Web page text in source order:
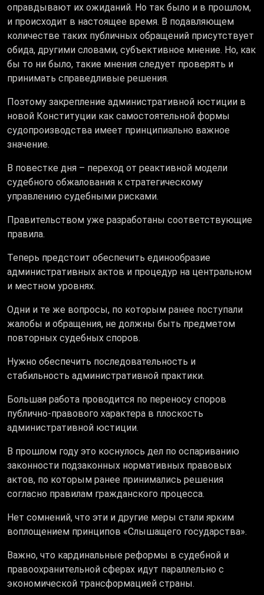
оправдывают их ожиданий. Но так было и в прошлом,
и происходит в настоящее время. В подавляющем
количестве таких публичных обращений присутствует
обида, другими словами, субъективное мнение. Но, как
бы то ни было, такие мнения следует проверять и
принимать справедливые решения.
Поэтому закрепление административной юстиции в
новой Конституции как самостоятельной формы
судопроизводства имеет принципиально важное
значение.
В повестке дня – переход от реактивной модели
судебного обжалования к стратегическому
управлению судебными рисками.
Правительством уже разработаны соответствующие
правила.
Теперь предстоит обеспечить единообразие
административных актов и процедур на центральном
и местном уровнях.
Одни и те же вопросы, по которым ранее поступали
жалобы и обращения, не должны быть предметом
повторных судебных споров.
Нужно обеспечить последовательность и
стабильность административной практики.
Большая работа проводится по переносу споров
публично-правового характера в плоскость
административной юстиции.
В прошлом году это коснулось дел по оспариванию
законности подзаконных нормативных правовых
актов, по которым ранее принимались решения
согласно правилам гражданского процесса.
Нет сомнений, что эти и другие меры стали ярким
воплощением принципов «Слышащего государства».
Важно, что кардинальные реформы в судебной и
правоохранительной сферах идут параллельно с
экономической трансформацией страны.